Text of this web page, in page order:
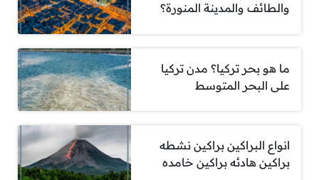
والطائف والمدينة المنورة؟
ما هو بحر تركيا؟ مدن تركيا
على البحر المتوسط
انواع البراكين براكين نشطه
براكين هادئه براكين خامده